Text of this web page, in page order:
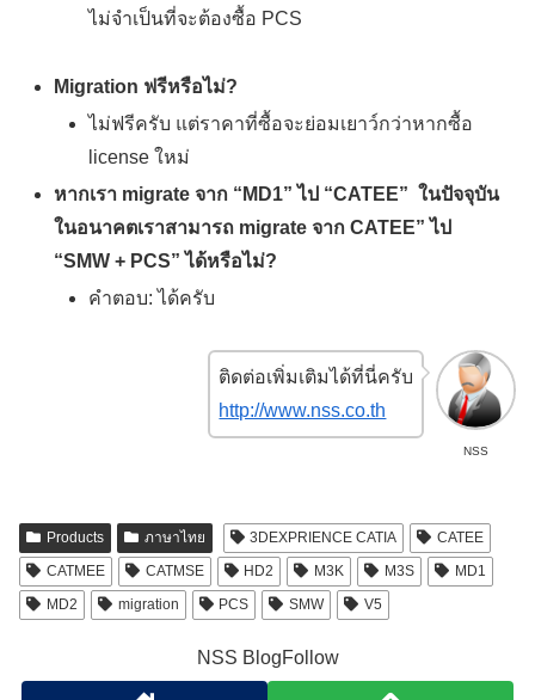
ไม่จำเป็นที่จะต้องซื้อ PCS
Migration ฟรีหรือไม่?
ไม่ฟรีครับ แต่ราคาที่ซื้อจะย่อมเยาว์กว่าหากซื้อ
license ใหม่
หากเรา migrate จาก “MD1” ไป “CATEE” ในปัจจุบัน
ในอนาคตเราสามารถ migrate จาก CATEE” ไป
“SMW + PCS” ได้หรือไม่?
คำตอบ: ได้ครับ
NSS
ติดต่อเพิ่มเติมได้ที่นี่ครับ
http://www.nss.co.th
Products ภาษาไทย 3DEXPRIENCE CATIA
CATEE
CATMEE
CATMSE HD2 M3K M3S
MD1
MD2
migration PCS SMW V5
NSS BlogFollow